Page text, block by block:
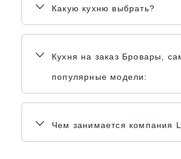
Какую кухню выбрать?
Кухня на заказ Бровары,
популярные модели:
Чем занимается компания